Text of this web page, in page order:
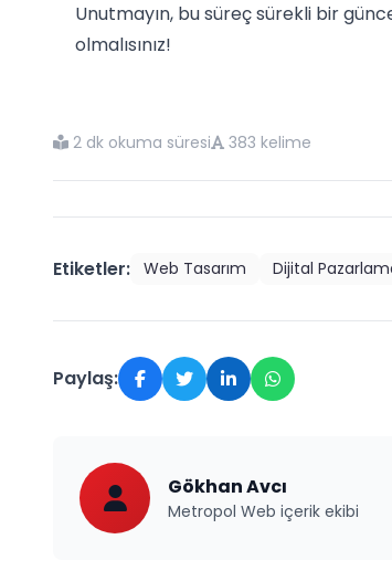
Unutmayın, bu süreç sürekli bir
olmalısınız!
2 dk okuma süresi 383 kelime
Etiketler: Web Tasarım Dijital
Paylaş:
Gökhan Avcı
Metropol Web içerik ekibi